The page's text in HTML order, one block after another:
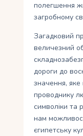
полегшення
загробному
Загадковий
величезний
дороги до
значення,
проводнику
символіки та
нам
єгипетську